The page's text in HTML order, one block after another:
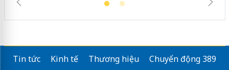
Tin tức Kinh tế Thương hiệu
Chuyển động 389